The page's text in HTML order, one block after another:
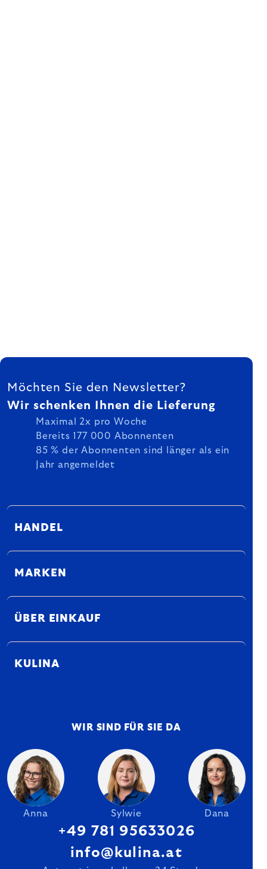
FUSSZEILE
Möchten Sie den Newsletter?
Wir schenken Ihnen die Lieferung
Maximal 2x pro Woche
Bereits 177 000 Abonnenten
85 % der Abonnenten sind länger als ein
Jahr angemeldet
HANDEL
MARKEN
ÜBER EINKAUF
KULINA
WIR SIND FÜR SIE DA
Anna Sylwie Dana
+49 781 95633026
info@kulina.at